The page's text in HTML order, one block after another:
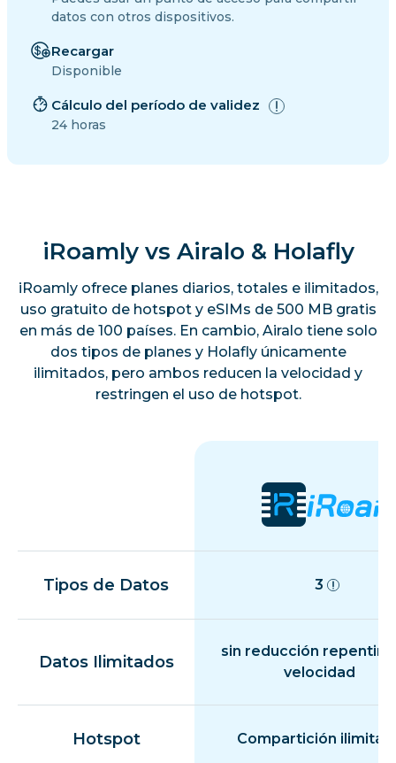
datos con otros dispositivos.
Recargar
Disponible
Cálculo del período de validez
24 horas
iRoamly vs Airalo & Holafly
iRoamly ofrece planes diarios, totales e ilimitados,
uso gratuito de hotspot y eSIMs de 500 MB gratis
en más de 100 países. En cambio, Airalo tiene solo
dos tipos de planes y Holafly únicamente
ilimitados, pero ambos reducen la velocidad y
restringen el uso de hotspot.
Tipos de Datos 3
Datos Ilimitados
sin reducción
velocidad
Hotspot Compartición